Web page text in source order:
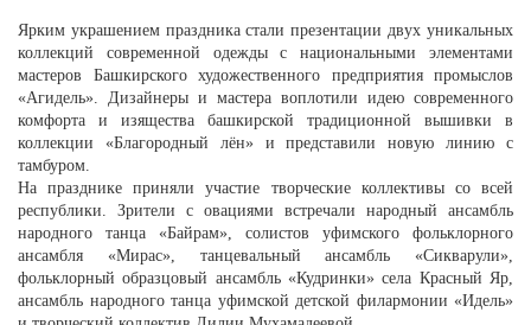
Ярким украшением праздника стали презентации двух уникальных
коллекций современной одежды с национальными элементами
мастеров Башкирского художественного предприятия промыслов
«Агидель». Дизайнеры и мастера воплотили идею современного
комфорта и изящества башкирской традиционной вышивки в
коллекции «Благородный лён» и представили новую линию с
тамбуром.
На празднике приняли участие творческие коллективы со всей
республики. Зрители с овациями встречали народный ансамбль
народного танца «Байрам», солистов уфимского фольклорного
ансамбля «Мирас», танцевальный ансамбль «Сикварули»,
фольклорный образцовый ансамбль «Кудринки» села Красный Яр,
ансамбль народного танца уфимской детской филармонии «Идель»